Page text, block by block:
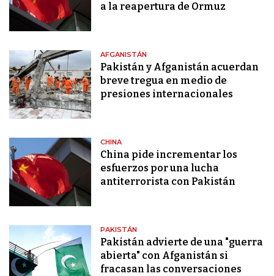
a la reapertura de Ormuz
AFGANISTÁN
Pakistán y Afganistán acuerdan
breve tregua en medio de
presiones internacionales
CHINA
China pide incrementar los
esfuerzos por una lucha
antiterrorista con Pakistán
PAKISTÁN
Pakistán advierte de una "guerra
abierta" con Afganistán si
fracasan las conversaciones